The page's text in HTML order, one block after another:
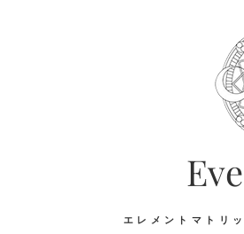
エレメントマトリ